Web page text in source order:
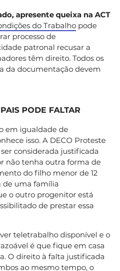
apresente queixa na ACT
do Trabalho pode
processo de
patronal recusar a
têm direito. Todos os
da documentação devem
PODE FALTAR
em igualdade de
isso. A DECO Proteste
considerada justificada
não tenha outra forma de
do filho menor de 12
de uma família
o outro progenitor está
de prestar essa
teletrabalho disponível e o
é que fique em casa
O direito à falta justificada
ao mesmo tempo, o